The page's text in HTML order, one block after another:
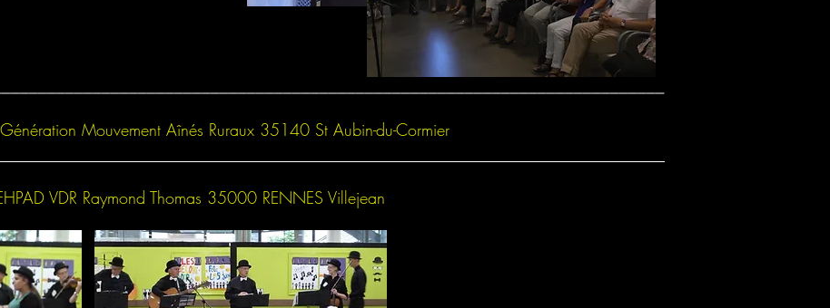
Génération Mouvement Aînés Ruraux 35140 St Aubin-du-Cormier
VDR Raymond Thomas 35000 RENNES Villejean